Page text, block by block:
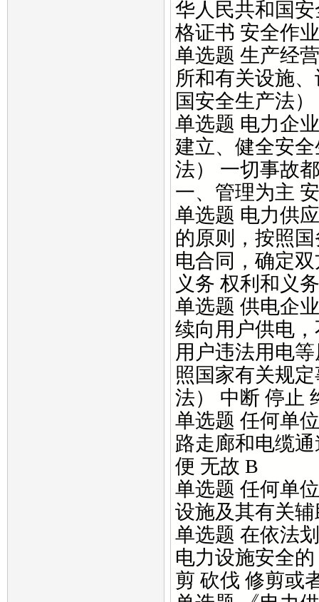
华人民共和国
格证书 安全作
单选题 生产经
所和有关设施
国安全生产法
单选题 电力企
建立、健全安
法） 一切事故
一、管理为主
单选题 电力供
的原则，按照
电合同，确定
义务 权利和义
单选题 供电企
续向用户供电
用户违法用电
照国家有关规
法） 中断 停止
单选题 任何单
路走廊和电缆
便 无故 B
单选题 任何单
设施及其有关
单选题 在依法
电力设施安全
剪 砍伐 修剪或